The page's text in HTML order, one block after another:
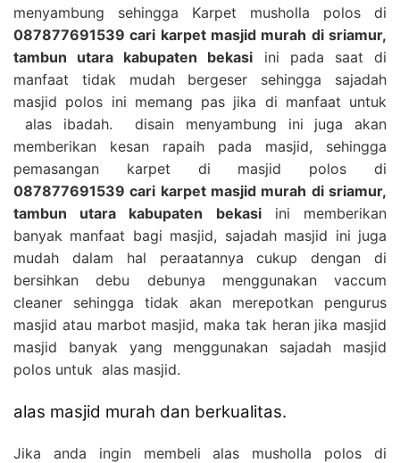
menyambung sehingga Karpet musholla polos di
087877691539 cari karpet masjid murah di sriamur,
tambun utara kabupaten bekasi ini pada saat di
manfaat tidak mudah bergeser sehingga sajadah
masjid polos ini memang pas jika di manfaat untuk
alas ibadah. disain menyambung ini juga akan
memberikan kesan rapaih pada masjid, sehingga
pemasangan karpet di masjid polos di
087877691539 cari karpet masjid murah di sriamur,
tambun utara kabupaten bekasiini memberikan
banyak manfaat bagi masjid, sajadah masjid ini juga
mudah dalam hal peraatannya cukup dengan di
bersihkan debu debunya menggunakan vaccum
cleaner sehingga tidak akan merepotkan pengurus
masjid atau marbot masjid, maka tak heran jika masjid
masjid banyak yang menggunakan sajadah masjid
polos untuk alas masjid.
alas masjid murah dan berkualitas.
Jika anda ingin membeli alas musholla polos di